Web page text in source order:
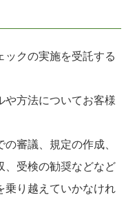
ックの実施を受託する
や方法についてお客様
審議、規定の作成、
、受検の勧奨などなど
乗り越えていかなけれ